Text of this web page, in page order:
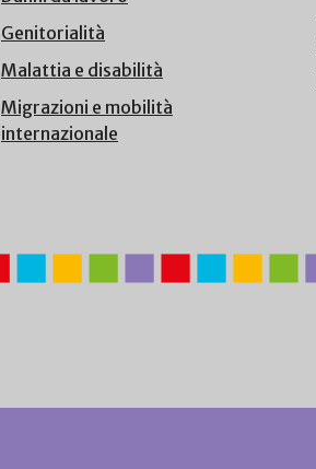
Genitorialità
Malattia e disabilità
Migrazioni e mobilità
internazionale